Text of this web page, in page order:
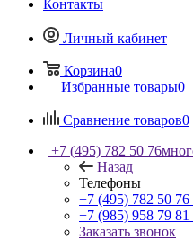
Контакты
Личный кабинет
Корзина0
Избранные товары0
Сравнение товаров0
+7 (495) 782 50 76
Назад
Телефоны
+7 (495) 782 50 76
+7 (985) 958 79 81
Заказать звонок